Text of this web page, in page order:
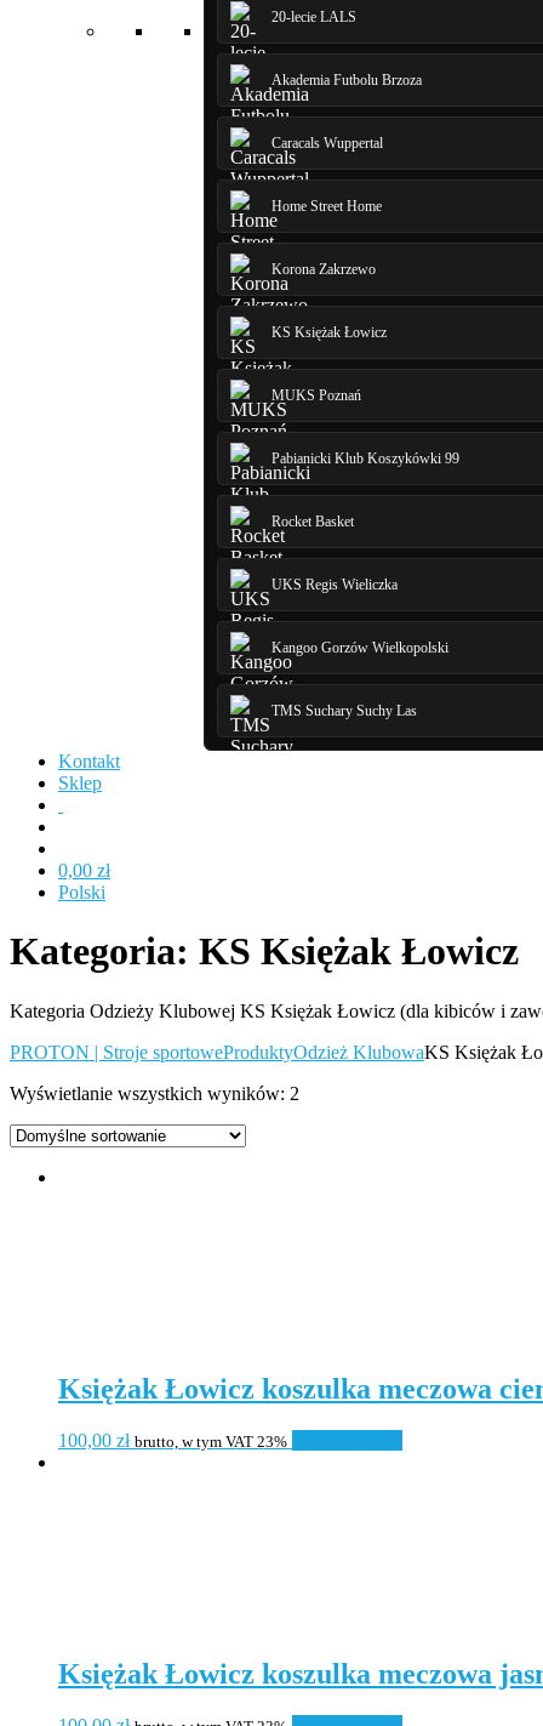
20-lecie LALS
Akademia Futbolu Brzoza
Caracals Wuppertal
Home Street Home
Korona Zakrzewo
KS Księżak Łowicz
MUKS Poznań
Pabianicki Klub Koszykówki 99
Rocket Basket
UKS Regis Wieliczka
Kangoo Gorzów Wielkopolski
TMS Suchary Suchy Las
Kontakt
Sklep
0,00 zł
Polski
Kategoria: KS Księżak Łowicz
Kategoria Odzieży Klubowej KS Księżak Łowicz (dla kibiców i
PROTON | Stroje sportoweProduktyOdzież KlubowaKS Księżak
Wyświetlanie wszystkich wyników: 2
Księżak Łowicz koszulka meczowa
100,00 zł brutto, w tym VAT 23%
Księżak Łowicz koszulka meczowa